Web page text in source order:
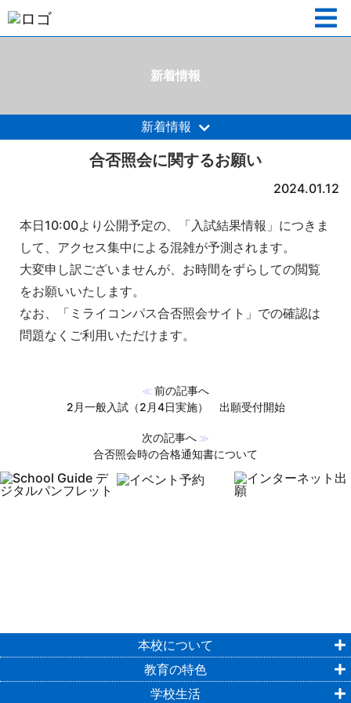
新着情報
新着情報
合否照会に関するお願い
2024.01.12
本日10:00より公開予定の、「入試結果情報」につきま
して、アクセス集中による混雑が予測されます。
大変申し訳ございませんが、お時間をずらしての閲覧
をお願いいたします。
なお、「ミライコンパス合否照会サイト」での確認は
問題なくご利用いただけます。
≪ 前の記事へ
2月一般入試（2月4日実施） 出願受付開始
次の記事へ ≫
合否照会時の合格通知書について
本校について
教育の特色
学校生活